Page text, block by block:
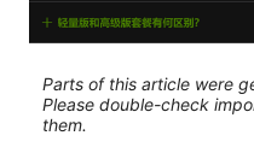
Parts of this article were
Please double-check
them.